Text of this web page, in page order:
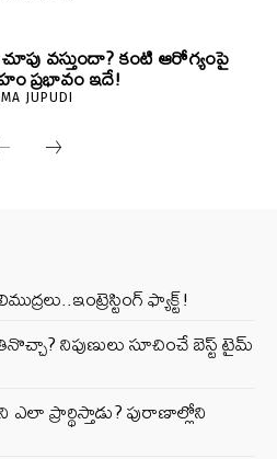
వస్తుందా? కంటి ఆరోగ్యంపై
ప్రభావం ఇదే!
JUPUDI
ఫ్యాక్ట్!
నిపుణులు సూచించే బెస్ట్ టైమ్
ఎలా ప్రార్థిస్తాడు? పురాణాల్లోని